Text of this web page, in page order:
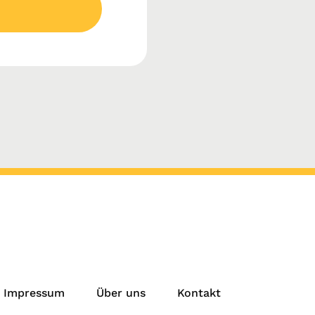
Impressum Über uns Kontakt